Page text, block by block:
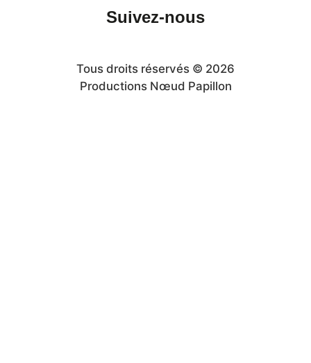
Suivez-nous
Tous droits réservés © 2026
Productions Nœud Papillon